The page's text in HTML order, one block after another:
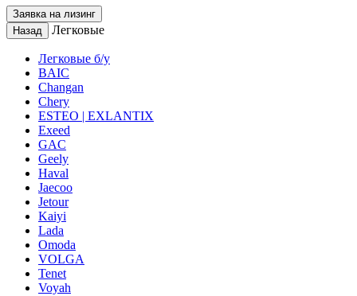
Заявка на лизинг
Назад
Легковые
Легковые б/у
BAIC
Changan
Chery
ESTEO | EXLANTIX
Exeed
GAC
Geely
Haval
Jaecoo
Jetour
Kaiyi
Lada
Omoda
VOLGA
Tenet
Voyah